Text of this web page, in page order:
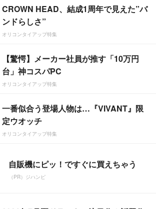
CROWN HEAD、結成1周年で見えた”バ
ンドらしさ”
オリコンタイアップ特集
【驚愕】メーカー社員が推す「10万円
台」神コスパPC
オリコンタイアップ特集
一番似合う登場人物は…『VIVANT』限
定ウオッチ
オリコンタイアップ特集
自販機にピッ！ですぐに買えちゃう
（PR）ジハンピ